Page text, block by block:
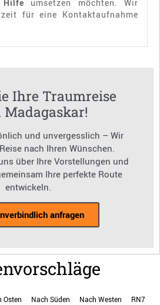
Hilfe umsetzen möchten. Wir
für eine Kontaktaufnahme
Ihre Traumreise
Madagaskar!
und unvergesslich – Wir
nach Ihren Wünschen.
über Ihre Vorstellungen und
Ihre perfekte Route
entwickeln.
anfragen
Osten Nach Süden Nach Westen RN7